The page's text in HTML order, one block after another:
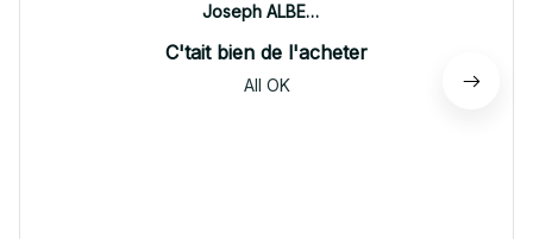
Joseph ALBERTINI
C'tait bien de l'acheter
All OK